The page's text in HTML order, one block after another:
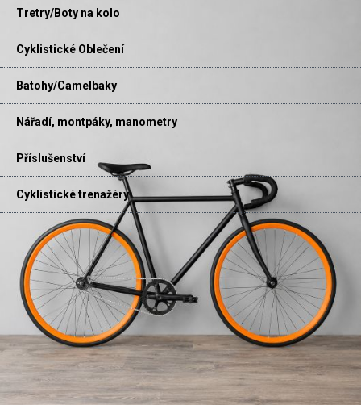
Tretry/Boty na kolo
Cyklistické Oblečení
Batohy/Camelbaky
Nářadí, montpáky, manometry
Příslušenství
Cyklistické trenažéry